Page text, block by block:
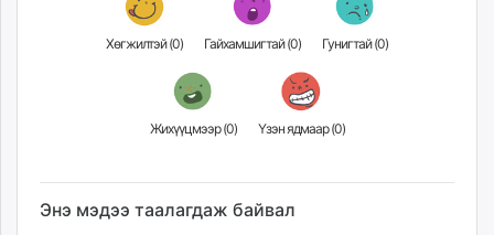
Хөгжилтэй (0) Гайхамшигтай (0) Гунигтай (0)
Жихүүцмээр (0) Үзэн ядмаар (0)
Энэ мэдээ таалагдаж байвал